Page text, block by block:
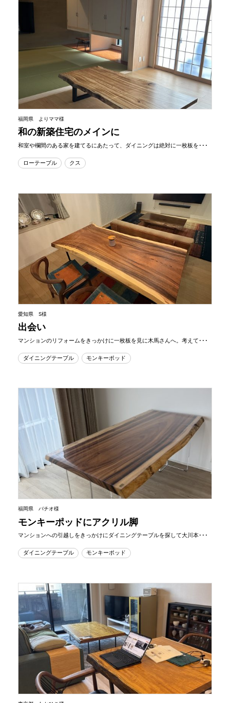
福岡県 よりママ様
和の新築住宅のメインに
和室や欄間のある家を建てるにあたって、ダイニングは絶対に一枚板を･･･
ローテーブル クス
愛知県 S様
出会い
マンションのリフォームをきっかけに一枚板を見に木馬さんへ。考えて･･･
ダイニングテーブル モンキーポッド
福岡県 バチオ様
モンキーポッドにアクリル脚
マンションへの引越しをきっかけにダイニングテーブルを探して大川本･･･
ダイニングテーブル モンキーポッド